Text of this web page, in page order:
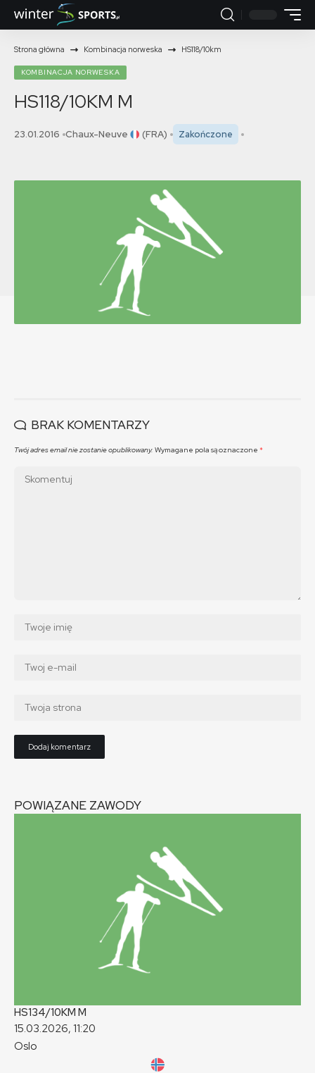
Strona główna Kombinacja norweska HS118/10km
KOMBINACJA NORWESKA
HS118/10KM M
23.01.2016 Chaux-Neuve (FRA) Zakończone
BRAK KOMENTARZY
Twój adres email nie zostanie opublikowany. Wymagane pola są oznaczone *
POWIĄZANE ZAWODY
HS134/10KM M
15.03.2026, 11:20
Oslo